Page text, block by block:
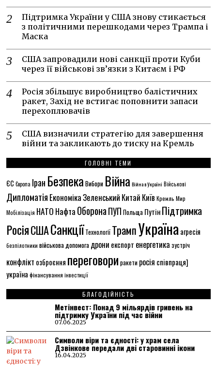
Підтримка України у США знову стикається
з політичними перешкодами через Трампа і
Маска
США запровадили нові санкції проти Куби
через її військові зв’язки з Китаєм і РФ
Росія збільшує виробництво балістичних
ракет, Захід не встигає поповнити запаси
перехоплювачів
США визначили стратегію для завершення
війни та закликають до тиску на Кремль
ГОЛОВНІ ТЕМИ
ЄС Європа Іран Безпека Вибори Війна Війна в Україні Військові
Дипломатія ЕкономікаЗеленський Китай Київ Кремль Мир
Мобілізація НАТО Нафта ОборонаПУП Польща ПутінПідтримка
РосіяСШАСанкціїТехнологіїТрампУкраїна агресія
безпілотники військова допомога дрони експорт енергетика зустріч
конфлікт озброєння переговори ракети росія співпраця]
україна фінансування інвестиції
БЛАГОДІЙНІСТЬ
Метінвест: Понад 9 мільярдів гривень на
підтримку України під час війни
07.06.2025
Символи віри та єдності: у храм села
Дзвінкове передали дві старовинні ікони
16.04.2025